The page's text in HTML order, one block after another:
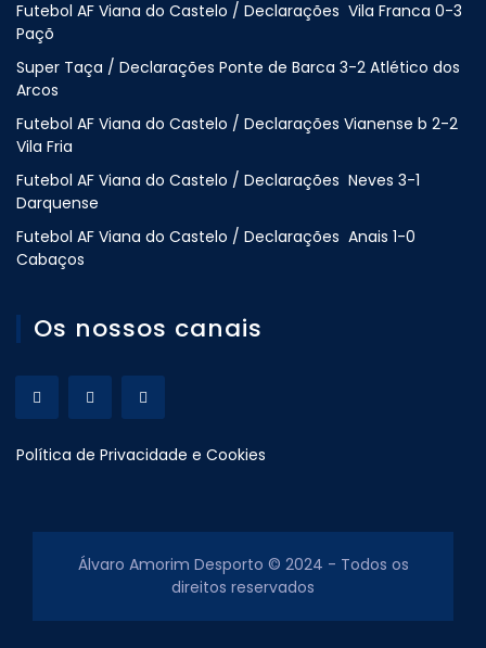
Futebol AF Viana do Castelo / Declarações Vila Franca 0-3
Paçõ
Super Taça / Declarações Ponte de Barca 3-2 Atlético dos
Arcos
Futebol AF Viana do Castelo / Declarações Vianense b 2-2
Vila Fria
Futebol AF Viana do Castelo / Declarações Neves 3-1
Darquense
Futebol AF Viana do Castelo / Declarações Anais 1-0
Cabaços
Os nossos canais
Política de Privacidade e Cookies
Álvaro Amorim Desporto © 2024 - Todos os
direitos reservados